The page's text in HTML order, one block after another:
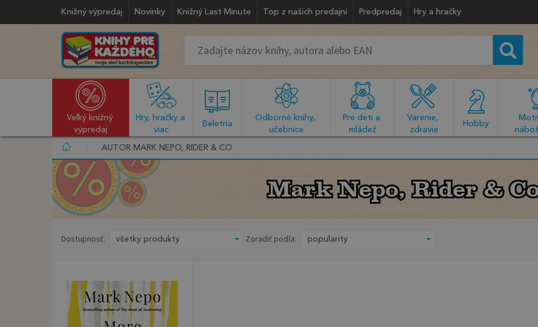
Knižný výpredaj Novinky Knižný Last Minute Top z našich predajní Predpredaj Hry a hračky
Veľký knižný
výpredaj
Hry, hračky a
viac
Beletria
Odborné knihy,
učebnice
Pre deti a
mládež
Varenie,
zdravie
Hobby
AUTOR MARK NEPO, RIDER & CO
Mark Nepo, Rider &
Mark Nepo, Rider &
Dostupnosť: Zoradiť podľa: